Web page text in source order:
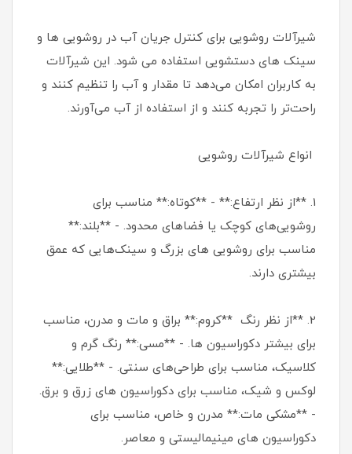
شیرآلات روشویی برای کنترل جریان آب در روشویی ها و
سینک های دستشویی استفاده می شود. این شیرآلات
به کاربران امکان می‌دهد تا مقدار و آب را تنظیم کنند و
راحت‌تر را تجربه کنند و از استفاده از آب می‌آورند.
انواع شیرآلات روشویی
1. **از نظر ارتفاع:** - **کوتاه:** مناسب برای
روشویی‌های کوچک یا فضاهای محدود. - **بلند:**
مناسب برای روشویی های بزرگ و سینک‌هایی که عمق
بیشتری دارند.
2. **از نظر رنگ **کروم:** براق و مات و مدرن، مناسب
برای بیشتر دکوراسیون ها. - **مسی:** رنگ گرم و
کلاسیک، مناسب برای طراحی‌های سنتی. - **طلایی:**
لوکس و شیک، مناسب برای دکوراسیون های زرق و برق.
- **مشکی مات:** مدرن و خاص، مناسب برای
دکوراسیون های مینیمالیستی و معاصر.